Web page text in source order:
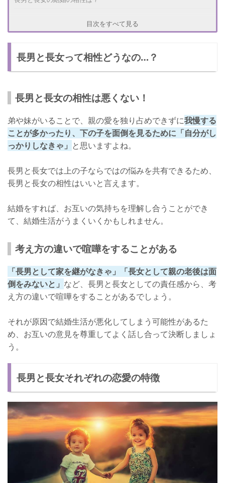
素直になれなくて喧嘩をする
長男と長女が結婚してうまくやっていく方法
意見を尊重し合う
相性は人それぞれ！
目次をすべて見る
長男と長女って相性どうなの…？
長男と長女の相性は悪くない！
弟や妹がいることで、親の愛を独り占めできずに我慢する
ことが多かったり、下の子を面倒を見るために「自分がし
っかりしなきゃ」 と思いますよね。
長男と長女では上の子ならではの悩みを共有できるため、
長男と長女の相性はいいと言えます。
結婚をすれば、お互いの気持ちを理解し合うことができ
て、結婚生活がうまくいくかもしれません。
考え方の違いで喧嘩をすることがある
「長男として家を継がなきゃ」「長女として親の老後は面
倒をみないと」 など、長男と長女としての責任感から、考
え方の違いで喧嘩をすることがあるでしょう。
それが原因で結婚生活が悪化してしまう可能性があるた
め、お互いの意見を尊重してよく話し合って決断しましょ
う。
長男と長女それぞれの恋愛の特徴